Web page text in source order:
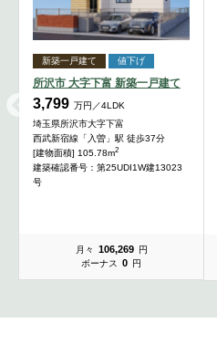
新築一戸建て 値下げ
所沢市 大字下富 新築一戸建て
3,799 万円／4LDK
埼玉県所沢市大字下富
西武新宿線「入曽」駅 徒歩37分
[建物面積] 105.78m2
建築確認番号：第25UDI1W建13023
号
月々 106,269 円
ボーナス
0 円